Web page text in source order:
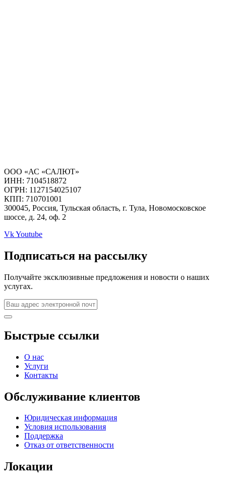
ООО «АС «САЛЮТ»
ИНН: 7104518872
ОГРН: 1127154025107
КПП: 710701001
300045, Россия, Тульская область, г. Тула, Новомосковское
шоссе, д. 24, оф. 2
VkYoutube
Подписаться на рассылку
Получайте эксклюзивные предложения и новости о наших
услугах.
Быстрые ссылки
О нас
Услуги
Контакты
Обслуживание клиентов
Юридическая информация
Условия использования
Поддержка
Отказ от ответственности
Локации